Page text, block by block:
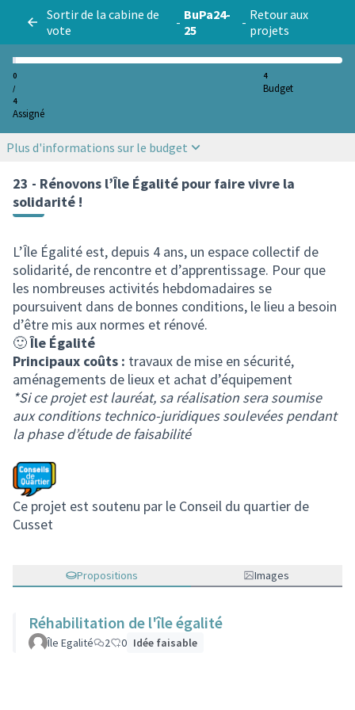
Sortir de la cabine de
vote
- BuPa24-
25
- Retour aux
projets
0
/
4
Assigné
4
Budget
Plus d'informations sur le budget
23 - Rénovons l’Île Égalité pour faire vivre la
solidarité !
L’Île Égalité est, depuis 4 ans, un espace collectif de
solidarité, de rencontre et d’apprentissage. Pour que
les nombreuses activités hebdomadaires se
poursuivent dans de bonnes conditions, le lieu a besoin
d’être mis aux normes et rénové.
🙂Île Égalité
Principaux coûts : travaux de mise en sécurité,
aménagements de lieux et achat d’équipement
*Si ce projet est lauréat, sa réalisation sera soumise
aux conditions technico-juridiques soulevées pendant
la phase d’étude de faisabilité
Ce projet est soutenu par le Conseil du quartier de
Cusset
Propositions Images
Réhabilitation de l'île égalité
Île Egalité 2 0 Idée faisable